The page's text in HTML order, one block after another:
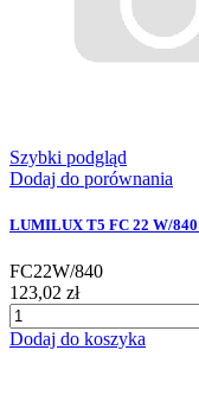
Szybki podgląd
Dodaj do porównania
LUMILUX T5 FC 22 W/840
FC22W/840
123,02 zł
Dodaj do koszyka